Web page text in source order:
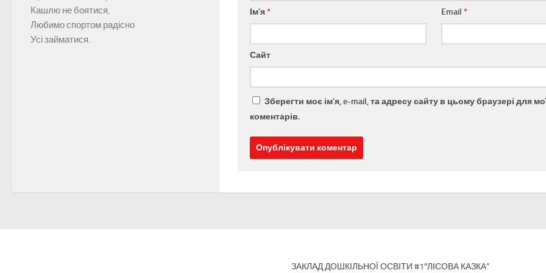
Ім'я* Email*
Сайт
Зберегти моє ім'я, e-mail, та адресу сайту в цьому браузері для
коментарів.
Кашлю не боятися,
Любимо спортом радісно
Усі займатися.
ЗАКЛАД ДОШКІЛЬНОЇ ОСВІТИ #1″ЛІСОВА КАЗКА”